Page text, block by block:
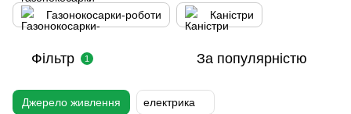
Газонокосарки-роботи Каністри
Фільтр 1 За популярністю
Джерело живлення електрика